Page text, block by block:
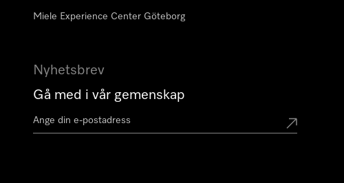
Miele Experience Center Göteborg
Nyhetsbrev
Gå med i vår gemenskap